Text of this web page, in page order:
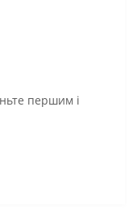
першим і